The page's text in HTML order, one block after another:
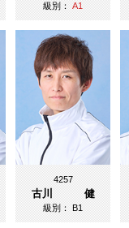
級別：A1
4257
古川 健
級別：B1